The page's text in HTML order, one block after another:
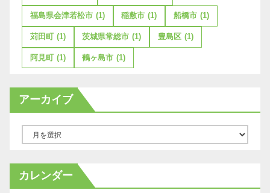
福島県会津若松市 (1) 稲敷市 (1) 船橋市 (1)
苅田町 (1) 茨城県常総市 (1) 豊島区 (1)
阿見町 (1) 鶴ヶ島市 (1)
アーカイブ
カ
イ
カレンダー